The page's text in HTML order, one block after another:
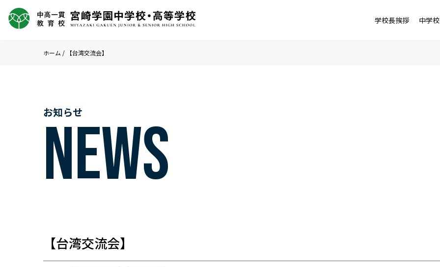
学校長挨拶 中学校
ホーム / 【台湾交流会】
お知らせ
NEWS
【台湾交流会】